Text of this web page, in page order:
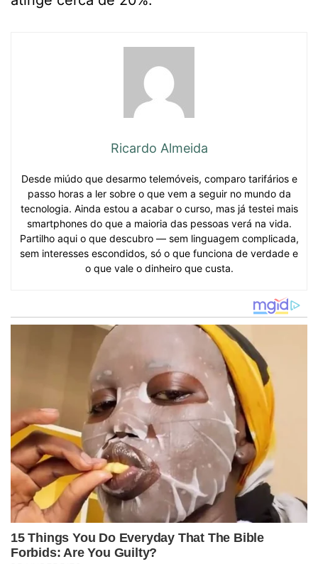
Ricardo Almeida
Desde miúdo que desarmo telemóveis, comparo tarifários e
passo horas a ler sobre o que vem a seguir no mundo da
tecnologia. Ainda estou a acabar o curso, mas já testei mais
smartphones do que a maioria das pessoas verá na vida.
Partilho aqui o que descubro — sem linguagem complicada,
sem interesses escondidos, só o que funciona de verdade e
o que vale o dinheiro que custa.